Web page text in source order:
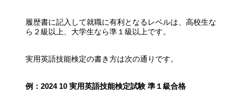
履歴書に記入して就職に有利となるレベルは、高校生な
ら２級以上、大学生なら準１級以上です。
実用英語技能検定の書き方は次の通りです。
例：2024 10 実用英語技能検定試験 準１級合格